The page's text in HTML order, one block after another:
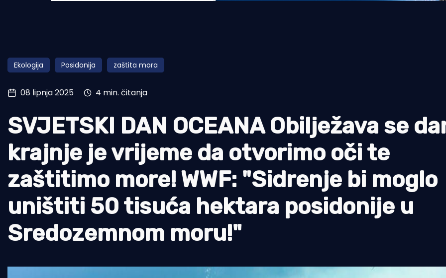
Pomorstvo
Ribolov
Tradicija i kultura
Ekologija Posidonija zaštita mora
08 lipnja 2025 4 min. čitanja
SVJETSKI DAN OCEANA Obilježava se
krajnje je vrijeme da otvorimo oči te
zaštitimo more! WWF: "Sidrenje bi moglo
uništiti 50 tisuća hektara posidonije u
Sredozemnom moru!"